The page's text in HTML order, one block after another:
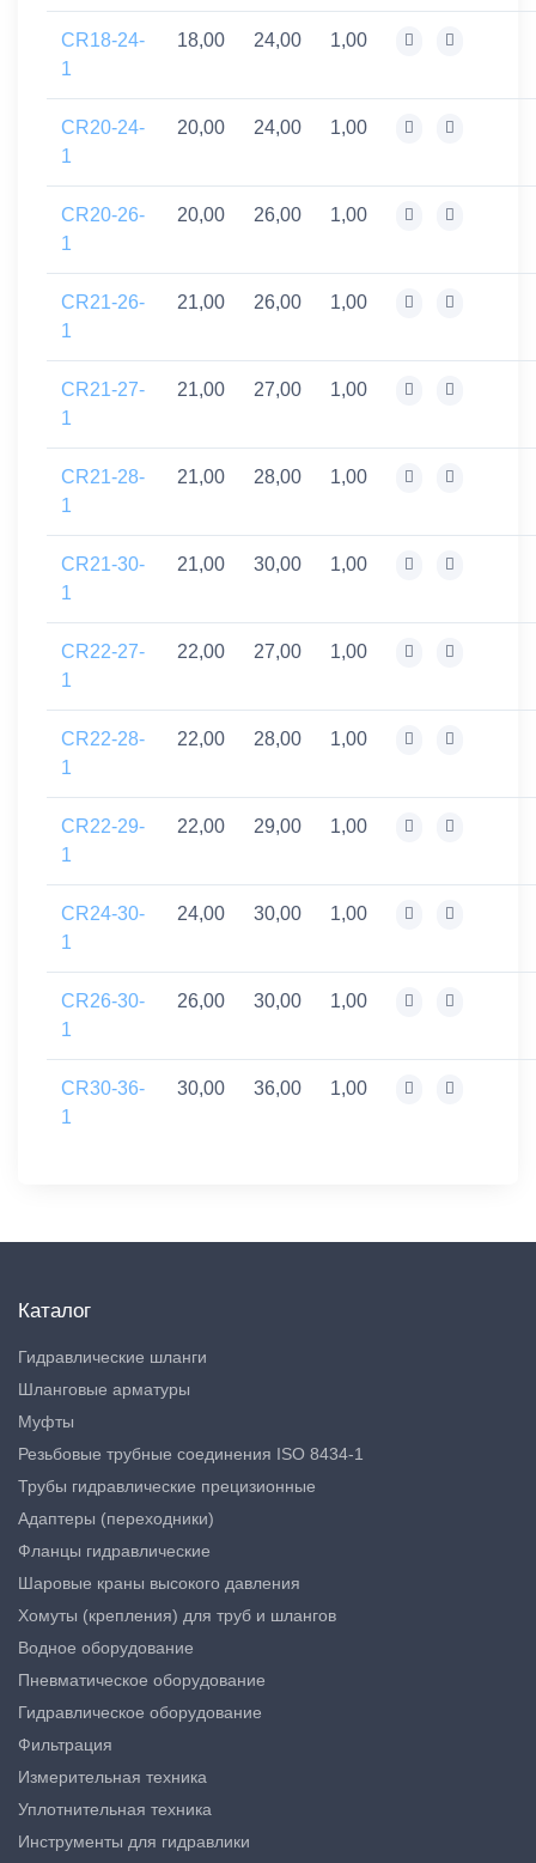
CR18-24-
1
18,00 24,00 1,00
CR20-24-
1
20,00 24,00 1,00
CR20-26-
1
20,00 26,00 1,00
CR21-26-
1
21,00 26,00 1,00
CR21-27-
1
21,00 27,00 1,00
CR21-28-
1
21,00 28,00 1,00
CR21-30-
1
21,00 30,00 1,00
CR22-27-
1
22,00 27,00 1,00
CR22-28-
1
22,00 28,00 1,00
CR22-29-
1
22,00 29,00 1,00
CR24-30-
1
24,00 30,00 1,00
CR26-30-
1
26,00 30,00 1,00
CR30-36-
1
30,00 36,00 1,00
Каталог
Гидравлические шланги
Шланговые арматуры
Муфты
Резьбовые трубные соединения ISO 8434-1
Трубы гидравлические прецизионные
Адаптеры (переходники)
Фланцы гидравлические
Шаровые краны высокого давления
Хомуты (крепления) для труб и шлангов
Водное оборудование
Пневматическое оборудование
Гидравлическое оборудование
Фильтрация
Измерительная техника
Уплотнительная техника
Инструменты для гидравлики